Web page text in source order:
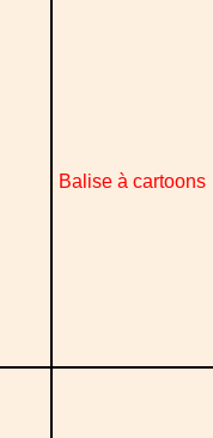
Balise à cartoons